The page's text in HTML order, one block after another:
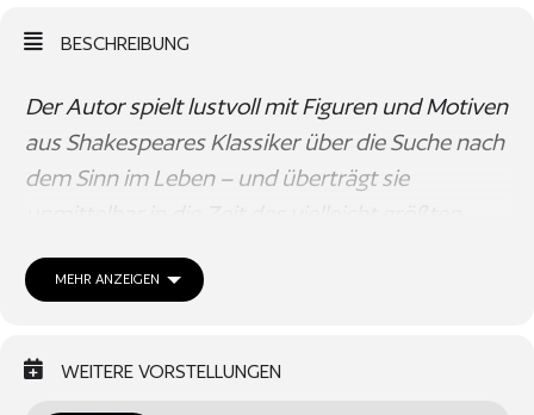
BESCHREIBUNG
Der Autor spielt lustvoll mit Figuren und Motiven
aus Shakespeares Klassiker über die Suche nach
dem Sinn im Leben – und überträgt sie
Hamletauf: ein merkwürdig verschlossener Typ, der
MEHR ANZEIGEN
WEITERE VORSTELLUNGEN